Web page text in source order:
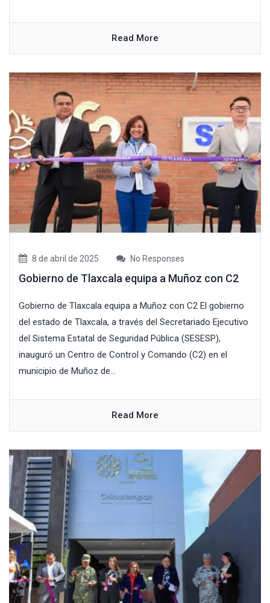
Read More
8 de abril de 2025 No Responses
Gobierno de Tlaxcala equipa a Muñoz con C2
Gobierno de Tlaxcala equipa a Muñoz con C2 El gobierno
del estado de Tlaxcala, a través del Secretariado Ejecutivo
del Sistema Estatal de Seguridad Pública (SESESP),
inauguró un Centro de Control y Comando (C2) en el
municipio de Muñoz de...
Read More